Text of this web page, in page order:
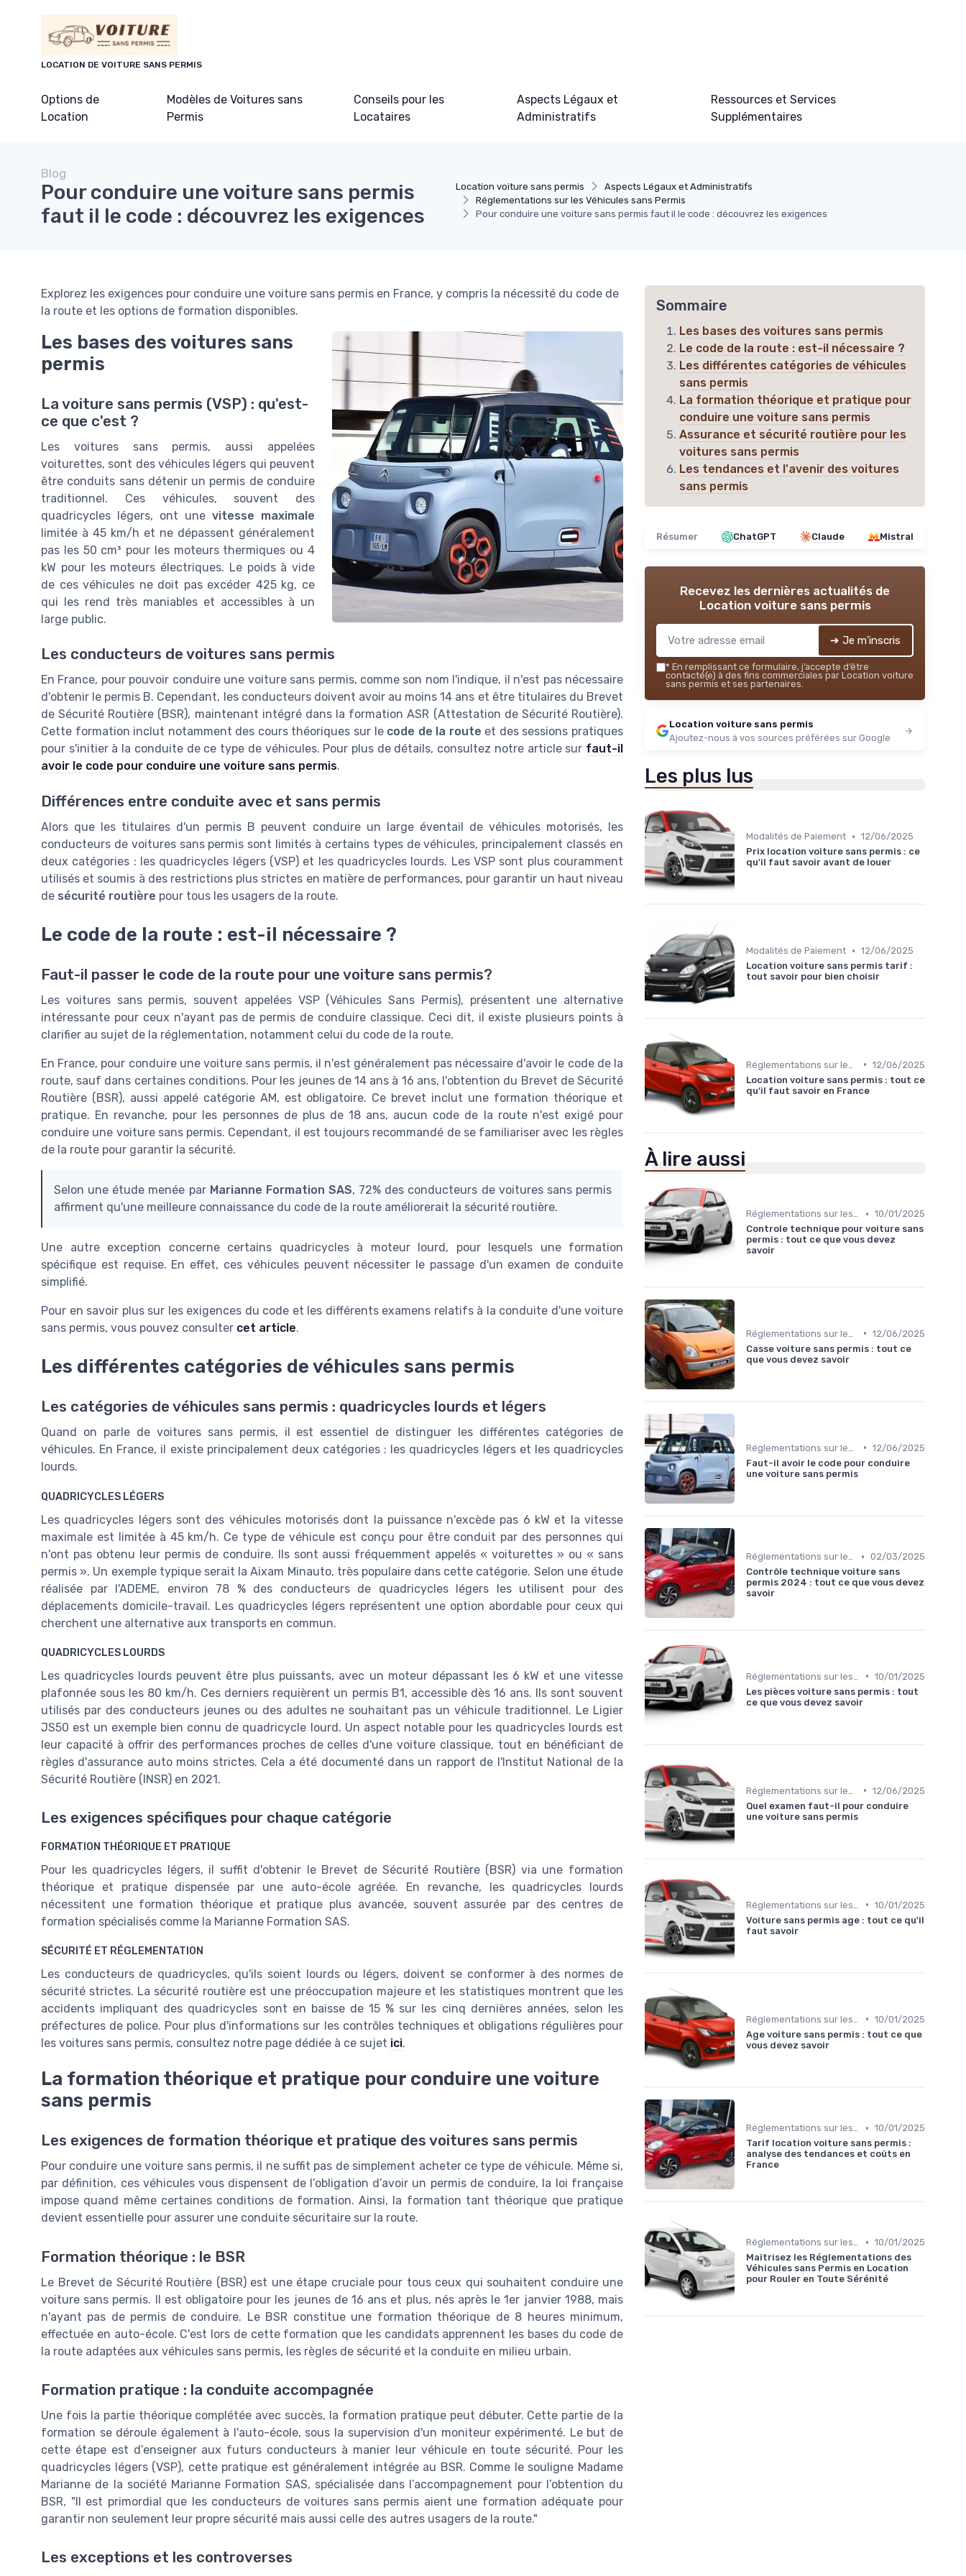
LOCATION DE VOITURE SANS PERMIS
Options de
Location
Modèles de Voitures sans
Permis
Conseils pour les
Locataires
Aspects Légaux et
Administratifs
Ressources et Services
Supplémentaires
Location voiture sans permis
Aspects Légaux et Administratifs
Réglementations sur les Véhicules sans Permis
Pour conduire une voiture sans permis faut il le code : découvrez les exigences
Blog
Pour conduire une voiture sans permis
faut il le code : découvrez les exigences
Explorez les exigences pour conduire une voiture sans permis en France, y compris la nécessité du code de
la route et les options de formation disponibles.
Les bases des voitures sans
permis
La voiture sans permis (VSP) : qu'est-
ce que c'est ?
Les voitures sans permis, aussi appelées
voiturettes, sont des véhicules légers qui peuvent
être conduits sans détenir un permis de conduire
traditionnel. Ces véhicules, souvent des
quadricycles légers, ont une vitesse maximale
limitée à 45 km/h et ne dépassent généralement
pas les 50 cm³ pour les moteurs thermiques ou 4
kW pour les moteurs électriques. Le poids à vide
de ces véhicules ne doit pas excéder 425 kg, ce
qui les rend très maniables et accessibles à un
large public.
Les conducteurs de voitures sans permis
En France, pour pouvoir conduire une voiture sans permis, comme son nom l'indique, il n'est pas nécessaire
d'obtenir le permis B. Cependant, les conducteurs doivent avoir au moins 14 ans et être titulaires du Brevet
de Sécurité Routière (BSR), maintenant intégré dans la formation ASR (Attestation de Sécurité Routière).
Cette formation inclut notamment des cours théoriques sur le code de la route et des sessions pratiques
pour s'initier à la conduite de ce type de véhicules. Pour plus de détails, consultez notre article sur faut-il
avoir le code pour conduire une voiture sans permis.
Différences entre conduite avec et sans permis
Alors que les titulaires d'un permis B peuvent conduire un large éventail de véhicules motorisés, les
conducteurs de voitures sans permis sont limités à certains types de véhicules, principalement classés en
deux catégories : les quadricycles légers (VSP) et les quadricycles lourds. Les VSP sont plus couramment
utilisés et soumis à des restrictions plus strictes en matière de performances, pour garantir un haut niveau
de sécurité routière pour tous les usagers de la route.
Le code de la route : est-il nécessaire ?
Faut-il passer le code de la route pour une voiture sans permis?
Les voitures sans permis, souvent appelées VSP (Véhicules Sans Permis), présentent une alternative
intéressante pour ceux n'ayant pas de permis de conduire classique. Ceci dit, il existe plusieurs points à
clarifier au sujet de la réglementation, notamment celui du code de la route.
En France, pour conduire une voiture sans permis, il n'est généralement pas nécessaire d'avoir le code de la
route, sauf dans certaines conditions. Pour les jeunes de 14 ans à 16 ans, l'obtention du Brevet de Sécurité
Routière (BSR), aussi appelé catégorie AM, est obligatoire. Ce brevet inclut une formation théorique et
pratique. En revanche, pour les personnes de plus de 18 ans, aucun code de la route n'est exigé pour
conduire une voiture sans permis. Cependant, il est toujours recommandé de se familiariser avec les règles
de la route pour garantir la sécurité.
Selon une étude menée par Marianne Formation SAS, 72% des conducteurs de voitures sans permis
affirment qu'une meilleure connaissance du code de la route améliorerait la sécurité routière.
Une autre exception concerne certains quadricycles à moteur lourd, pour lesquels une formation
spécifique est requise. En effet, ces véhicules peuvent nécessiter le passage d'un examen de conduite
simplifié.
Pour en savoir plus sur les exigences du code et les différents examens relatifs à la conduite d'une voiture
sans permis, vous pouvez consulter cet article.
Les différentes catégories de véhicules sans permis
Les catégories de véhicules sans permis : quadricycles lourds et légers
Quand on parle de voitures sans permis, il est essentiel de distinguer les différentes catégories de
véhicules. En France, il existe principalement deux catégories : les quadricycles légers et les quadricycles
lourds.
QUADRICYCLES LÉGERS
Les quadricycles légers sont des véhicules motorisés dont la puissance n'excède pas 6 kW et la vitesse
maximale est limitée à 45 km/h. Ce type de véhicule est conçu pour être conduit par des personnes qui
n'ont pas obtenu leur permis de conduire. Ils sont aussi fréquemment appelés « voiturettes » ou « sans
permis ». Un exemple typique serait la Aixam Minauto, très populaire dans cette catégorie. Selon une étude
réalisée par l'ADEME, environ 78 % des conducteurs de quadricycles légers les utilisent pour des
déplacements domicile-travail. Les quadricycles légers représentent une option abordable pour ceux qui
cherchent une alternative aux transports en commun.
QUADRICYCLES LOURDS
Les quadricycles lourds peuvent être plus puissants, avec un moteur dépassant les 6 kW et une vitesse
plafonnée sous les 80 km/h. Ces derniers requièrent un permis B1, accessible dès 16 ans. Ils sont souvent
utilisés par des conducteurs jeunes ou des adultes ne souhaitant pas un véhicule traditionnel. Le Ligier
JS50 est un exemple bien connu de quadricycle lourd. Un aspect notable pour les quadricycles lourds est
leur capacité à offrir des performances proches de celles d'une voiture classique, tout en bénéficiant de
règles d'assurance auto moins strictes. Cela a été documenté dans un rapport de l'Institut National de la
Sécurité Routière (INSR) en 2021.
Les exigences spécifiques pour chaque catégorie
FORMATION THÉORIQUE ET PRATIQUE
Pour les quadricycles légers, il suffit d'obtenir le Brevet de Sécurité Routière (BSR) via une formation
théorique et pratique dispensée par une auto-école agréée. En revanche, les quadricycles lourds
nécessitent une formation théorique et pratique plus avancée, souvent assurée par des centres de
formation spécialisés comme la Marianne Formation SAS.
SÉCURITÉ ET RÉGLEMENTATION
Les conducteurs de quadricycles, qu'ils soient lourds ou légers, doivent se conformer à des normes de
sécurité strictes. La sécurité routière est une préoccupation majeure et les statistiques montrent que les
accidents impliquant des quadricycles sont en baisse de 15 % sur les cinq dernières années, selon les
préfectures de police. Pour plus d'informations sur les contrôles techniques et obligations régulières pour
les voitures sans permis, consultez notre page dédiée à ce sujet ici.
La formation théorique et pratique pour conduire une voiture
sans permis
Les exigences de formation théorique et pratique des voitures sans permis
Pour conduire une voiture sans permis, il ne suffit pas de simplement acheter ce type de véhicule. Même si,
par définition, ces véhicules vous dispensent de l’obligation d’avoir un permis de conduire, la loi française
impose quand même certaines conditions de formation. Ainsi, la formation tant théorique que pratique
devient essentielle pour assurer une conduite sécuritaire sur la route.
Formation théorique : le BSR
Le Brevet de Sécurité Routière (BSR) est une étape cruciale pour tous ceux qui souhaitent conduire une
voiture sans permis. Il est obligatoire pour les jeunes de 16 ans et plus, nés après le 1er janvier 1988, mais
n'ayant pas de permis de conduire. Le BSR constitue une formation théorique de 8 heures minimum,
effectuée en auto-école. C'est lors de cette formation que les candidats apprennent les bases du code de
la route adaptées aux véhicules sans permis, les règles de sécurité et la conduite en milieu urbain.
Formation pratique : la conduite accompagnée
Une fois la partie théorique complétée avec succès, la formation pratique peut débuter. Cette partie de la
formation se déroule également à l'auto-école, sous la supervision d'un moniteur expérimenté. Le but de
cette étape est d’enseigner aux futurs conducteurs à manier leur véhicule en toute sécurité. Pour les
quadricycles légers (VSP), cette pratique est généralement intégrée au BSR. Comme le souligne Madame
Marianne de la société Marianne Formation SAS, spécialisée dans l’accompagnement pour l’obtention du
BSR, "Il est primordial que les conducteurs de voitures sans permis aient une formation adéquate pour
garantir non seulement leur propre sécurité mais aussi celle des autres usagers de la route."
Les exceptions et les controverses
Sommaire
Les bases des voitures sans permis
Le code de la route : est-il nécessaire ?
Les différentes catégories de véhicules
sans permis
La formation théorique et pratique pour
conduire une voiture sans permis
Assurance et sécurité routière pour les
voitures sans permis
Les tendances et l'avenir des voitures
sans permis
Résumer ChatGPT Claude Mistral
Recevez les dernières actualités de
Location voiture sans permis
➔ Je m'inscris
* En remplissant ce formulaire, j’accepte d’être
contacté(e) à des fins commerciales par Location voiture
sans permis et ses partenaires.
Location voiture sans permis
Ajoutez-nous à vos sources préférées sur Google
Les plus lus
Modalités de Paiement • 12/06/2025
Prix location voiture sans permis : ce
qu'il faut savoir avant de louer
Modalités de Paiement • 12/06/2025
Location voiture sans permis tarif :
tout savoir pour bien choisir
• 12/06/2025
Location voiture sans permis : tout ce
qu'il faut savoir en France
À lire aussi
Réglementations sur les Véhicules sans Permis • 10/01/2025
Controle technique pour voiture sans
permis : tout ce que vous devez
savoir
• 12/06/2025
Casse voiture sans permis : tout ce
que vous devez savoir
• 12/06/2025
Faut-il avoir le code pour conduire
une voiture sans permis
Réglementations sur les Véhicules sans Permis • 02/03/2025
Contrôle technique voiture sans
permis 2024 : tout ce que vous devez
savoir
• 10/01/2025
Les pièces voiture sans permis : tout
ce que vous devez savoir
• 12/06/2025
Quel examen faut-il pour conduire
une voiture sans permis
• 10/01/2025
Voiture sans permis age : tout ce qu'il
faut savoir
• 10/01/2025
Age voiture sans permis : tout ce que
vous devez savoir
Réglementations sur les Véhicules sans Permis • 10/01/2025
Tarif location voiture sans permis :
analyse des tendances et coûts en
France
Réglementations sur les Véhicules sans Permis • 10/01/2025
Maîtrisez les Réglementations des
Véhicules sans Permis en Location
pour Rouler en Toute Sérénité